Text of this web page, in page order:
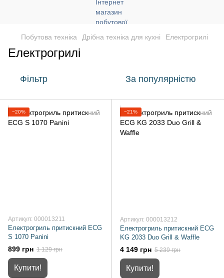
Побутова техніка Дрібна техніка для кухні Електрогрилі
Електрогрилі
Фільтр За популярністю
−20%
Артикул: 000013211
Електрогриль притискний ECG
S 1070 Panini
899 грн 1 129 грн
Купити!
−21%
Артикул: 000013212
Електрогриль притискний ECG
KG 2033 Duo Grill & Waffle
4 149 грн 5 239 грн
Купити!